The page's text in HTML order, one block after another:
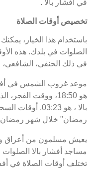
في أفشار بالا .
تخصيص أوقات الصلاة
باستخدام هذا الخيار،
الصلوات في بلدك. هذه
في ذلك الحنفي، الشافعي،
موعد غروب الشمس في
هو 18:50، ووقت
بالا ، هو 03:23.
رمضان" خلال شهر
يعيش مسلمون من أعراق
مساجد أفشار بالا
تختلف أوقات الصلاة في